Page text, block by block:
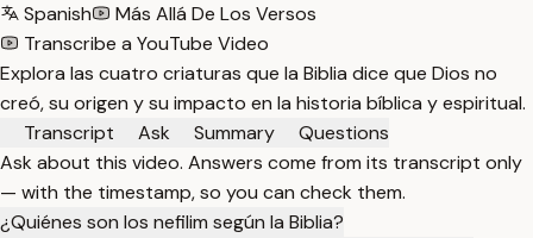
Spanish
Más Allá De Los Versos
Transcribe a YouTube Video
Explora las cuatro criaturas que la Biblia dice que Dios no
creó, su origen y su impacto en la historia bíblica y espiritual.
Transcript
Ask Summary
Questions
Ask about this video. Answers come from its transcript only
— with the timestamp, so you can check them.
¿Quiénes son los nefilim según la Biblia?